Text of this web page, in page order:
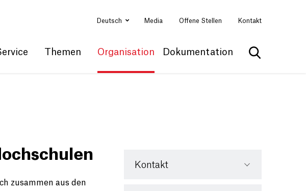
Deutsch Media Offene Stellen Kontakt
Themen Organisation Dokumentation
Suche
zusammen aus den
Kontakt